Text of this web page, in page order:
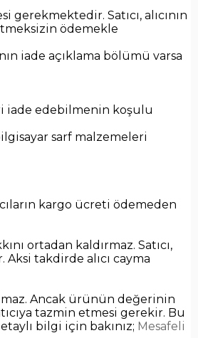
Satıcı, alıcının
ödemekle
iade açıklama bölümü varsa
iade edebilmenin koşulu
sarf malzemeleri
kargo ücreti ödemeden
ortadan kaldırmaz. Satıcı,
takdirde alıcı cayma
Ancak ürünün değerinin
tazmin etmesi gerekir. Bu
bilgi için bakınız; Mesafeli